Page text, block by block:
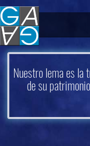
Nuestro lema es la
de su